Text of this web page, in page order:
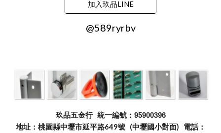
加入玖品LINE
@589ryrbv
玖品五金行 統一編號：95900396
地址：桃園縣中壢市延平路649號 (中壢國小對面) 電話：